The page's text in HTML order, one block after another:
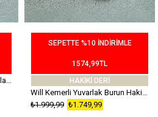
Danso Kadın Hasır Detaylı Bağlamalı Babet Siyah
SEPETTE %10 İNDİRİMLE
1574,99TL
HAKİKİ DERİ
Will Kemerli Yuvarlak Burun Hakiki Süet Deri Babet Mor
₺1.749,99
₺1.999,99